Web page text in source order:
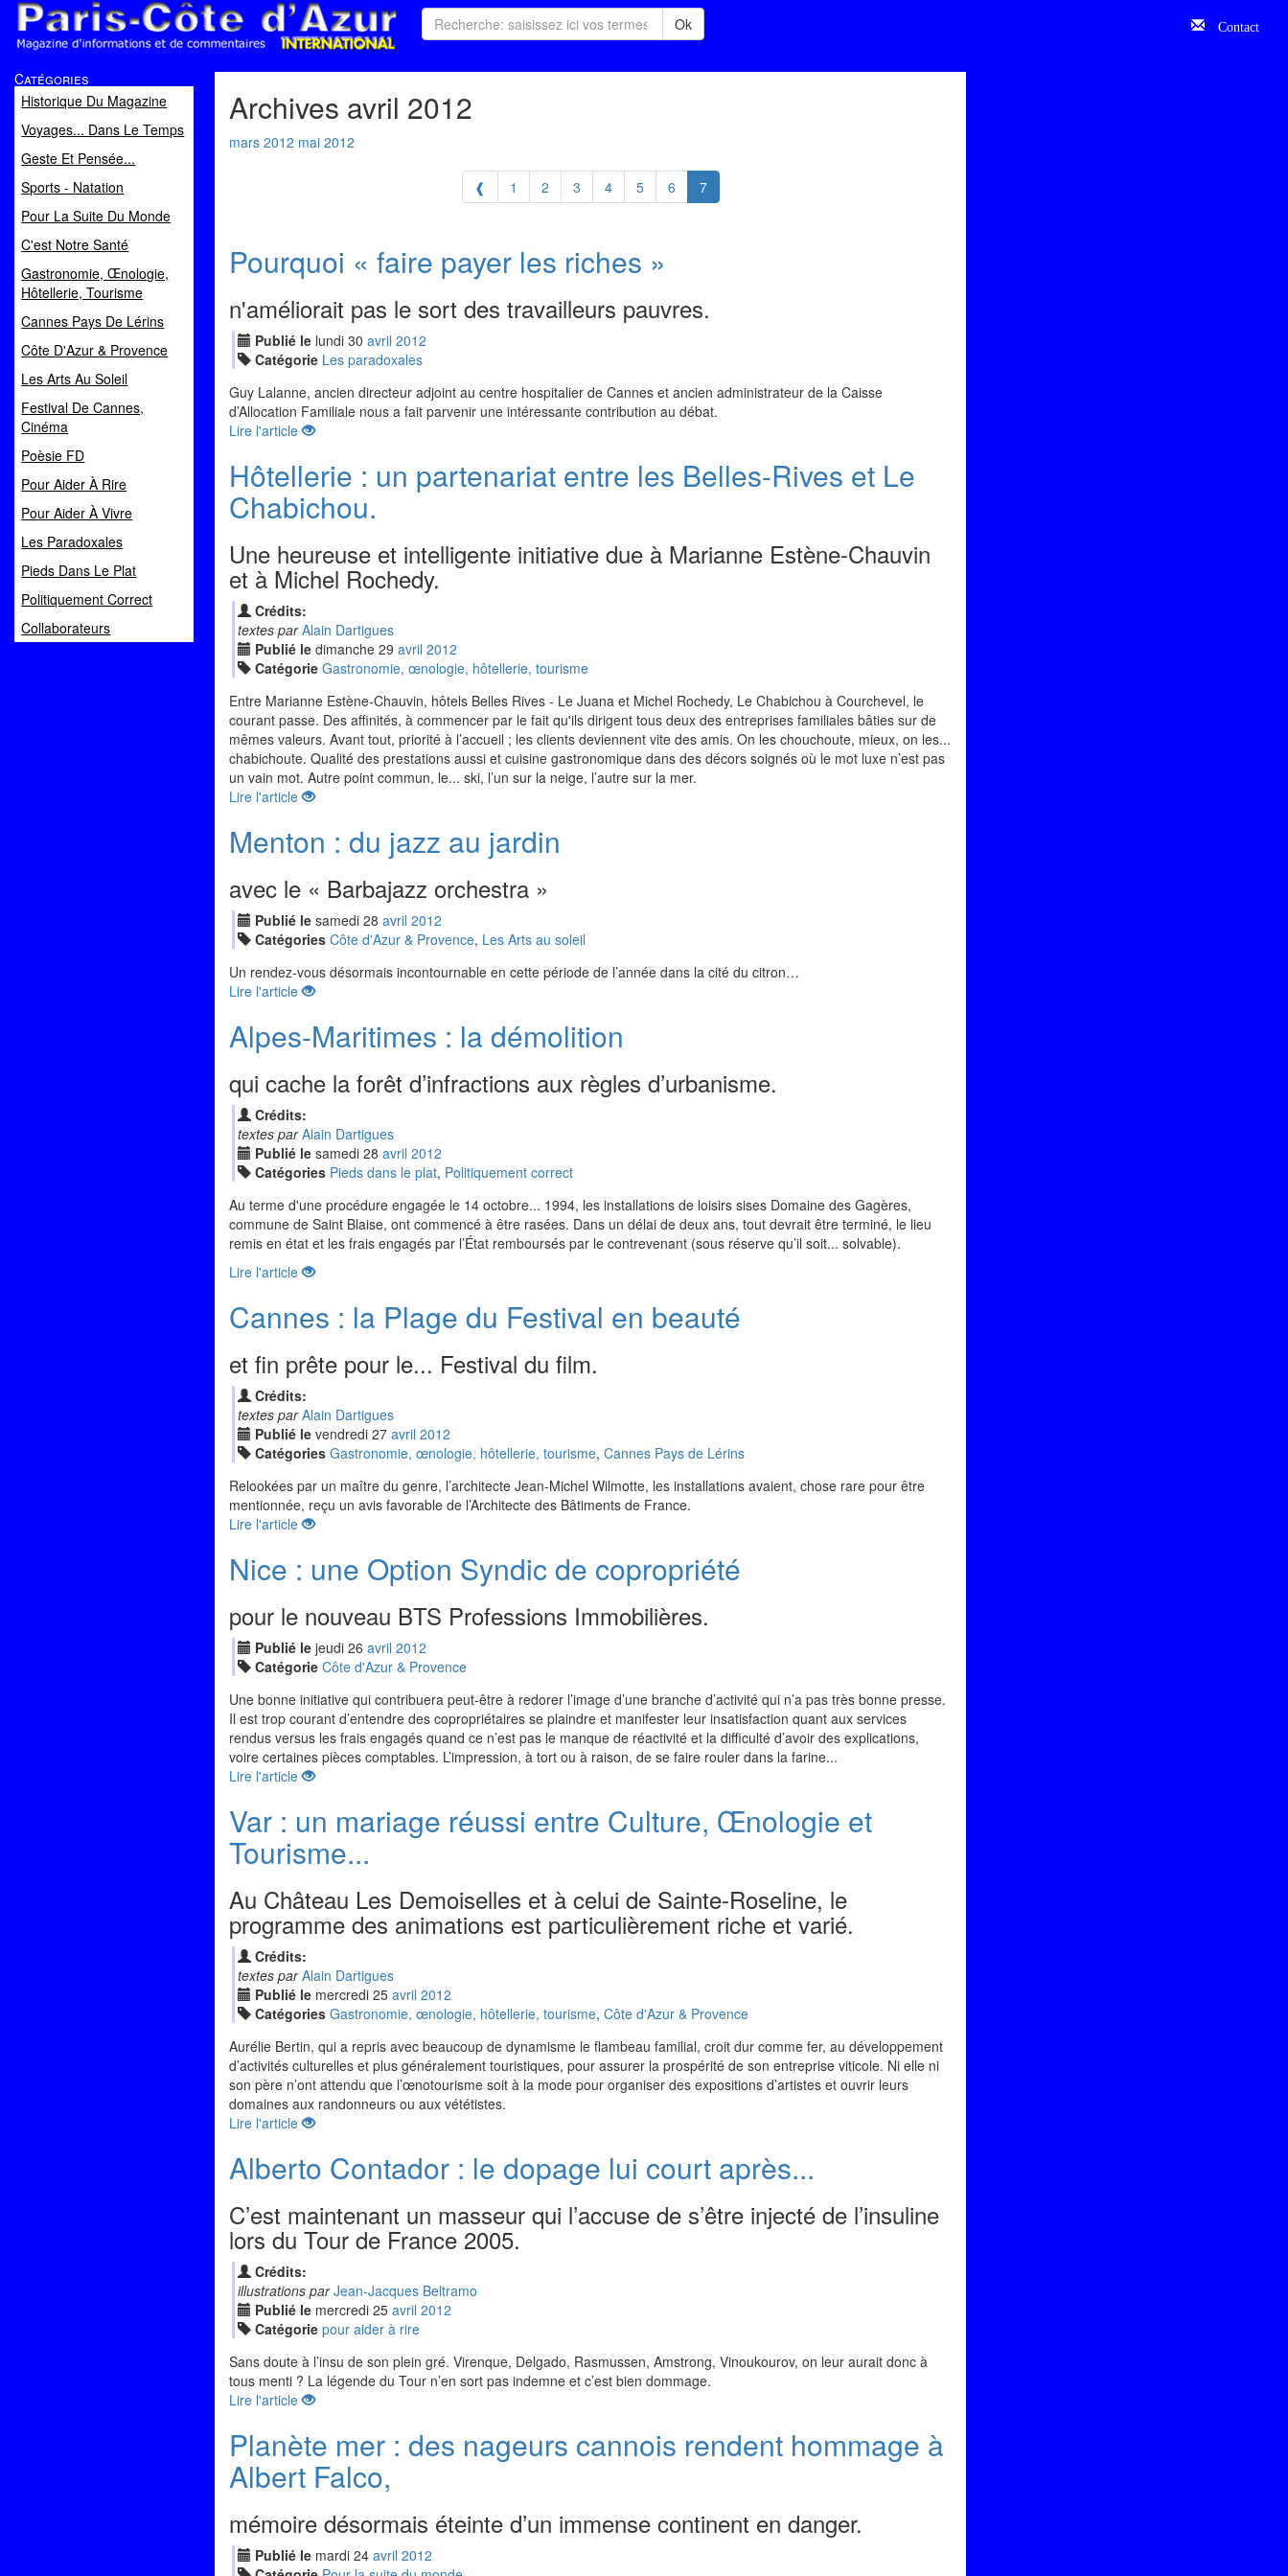
Magazine d'informations et de commentaires
Ok Contact
Catégories
Historique Du Magazine
Voyages... Dans Le Temps
Geste Et Pensée...
Sports - Natation
Pour La Suite Du Monde
C'est Notre Santé
Gastronomie, Œnologie,
Hôtellerie, Tourisme
Cannes Pays De Lérins
Côte D'Azur & Provence
Les Arts Au Soleil
Festival De Cannes,
Cinéma
Poèsie FD
Pour Aider À Rire
Pour Aider À Vivre
Les Paradoxales
Pieds Dans Le Plat
Politiquement Correct
Collaborateurs
Archives avril 2012
mars 2012 mai 2012
❰ 1 2 3 4 5 6 7
Pourquoi « faire payer les riches »
n'améliorait pas le sort des travailleurs pauvres.
Publié le lundi 30 avril 2012
Catégorie Les paradoxales
Guy Lalanne, ancien directeur adjoint au centre hospitalier de Cannes et ancien administrateur de la Caisse
d’Allocation Familiale nous a fait parvenir une intéressante contribution au débat.
Lire l'article
Hôtellerie : un partenariat entre les Belles-Rives et Le
Chabichou.
Une heureuse et intelligente initiative due à Marianne Estène-Chauvin
et à Michel Rochedy.
Crédits:
textes par Alain Dartigues
Publié le dimanche 29 avril 2012
Catégorie Gastronomie, œnologie, hôtellerie, tourisme
Entre Marianne Estène-Chauvin, hôtels Belles Rives - Le Juana et Michel Rochedy, Le Chabichou à Courchevel, le
courant passe. Des affinités, à commencer par le fait qu'ils dirigent tous deux des entreprises familiales bâties sur de
mêmes valeurs. Avant tout, priorité à l’accueil ; les clients deviennent vite des amis. On les chouchoute, mieux, on les...
chabichoute. Qualité des prestations aussi et cuisine gastronomique dans des décors soignés où le mot luxe n’est pas
un vain mot. Autre point commun, le... ski, l’un sur la neige, l’autre sur la mer.
Lire l'article
Menton : du jazz au jardin
avec le « Barbajazz orchestra »
Publié le samedi 28 avril 2012
Catégories Côte d'Azur & Provence, Les Arts au soleil
Un rendez-vous désormais incontournable en cette période de l’année dans la cité du citron…
Lire l'article
Alpes-Maritimes : la démolition
qui cache la forêt d’infractions aux règles d’urbanisme.
Crédits:
textes par Alain Dartigues
Publié le samedi 28 avril 2012
Catégories Pieds dans le plat, Politiquement correct
Au terme d'une procédure engagée le 14 octobre... 1994, les installations de loisirs sises Domaine des Gagères,
commune de Saint Blaise, ont commencé à être rasées. Dans un délai de deux ans, tout devrait être terminé, le lieu
remis en état et les frais engagés par l’État remboursés par le contrevenant (sous réserve qu’il soit... solvable).
Lire l'article
Cannes : la Plage du Festival en beauté
et fin prête pour le... Festival du film.
Crédits:
textes par Alain Dartigues
Publié le vendredi 27 avril 2012
Catégories Gastronomie, œnologie, hôtellerie, tourisme, Cannes Pays de Lérins
Relookées par un maître du genre, l’architecte Jean-Michel Wilmotte, les installations avaient, chose rare pour être
mentionnée, reçu un avis favorable de l’Architecte des Bâtiments de France.
Lire l'article
Nice : une Option Syndic de copropriété
pour le nouveau BTS Professions Immobilières.
Publié le jeudi 26 avril 2012
Catégorie Côte d'Azur & Provence
Une bonne initiative qui contribuera peut-être à redorer l’image d’une branche d’activité qui n’a pas très bonne presse.
Il est trop courant d’entendre des copropriétaires se plaindre et manifester leur insatisfaction quant aux services
rendus versus les frais engagés quand ce n’est pas le manque de réactivité et la difficulté d’avoir des explications,
voire certaines pièces comptables. L’impression, à tort ou à raison, de se faire rouler dans la farine...
Lire l'article
Var : un mariage réussi entre Culture, Œnologie et
Tourisme...
Au Château Les Demoiselles et à celui de Sainte-Roseline, le
programme des animations est particulièrement riche et varié.
Crédits:
textes par Alain Dartigues
Publié le mercredi 25 avril 2012
Catégories Gastronomie, œnologie, hôtellerie, tourisme, Côte d'Azur & Provence
Aurélie Bertin, qui a repris avec beaucoup de dynamisme le flambeau familial, croit dur comme fer, au développement
d’activités culturelles et plus généralement touristiques, pour assurer la prospérité de son entreprise viticole. Ni elle ni
son père n’ont attendu que l’œnotourisme soit à la mode pour organiser des expositions d’artistes et ouvrir leurs
domaines aux randonneurs ou aux vététistes.
Lire l'article
Alberto Contador : le dopage lui court après...
C’est maintenant un masseur qui l’accuse de s’être injecté de l’insuline
lors du Tour de France 2005.
Crédits:
illustrations par Jean-Jacques Beltramo
Publié le mercredi 25 avril 2012
Catégorie pour aider à rire
Sans doute à l’insu de son plein gré. Virenque, Delgado, Rasmussen, Amstrong, Vinoukourov, on leur aurait donc à
tous menti ? La légende du Tour n’en sort pas indemne et c’est bien dommage.
Lire l'article
Planète mer : des nageurs cannois rendent hommage à
Albert Falco,
mémoire désormais éteinte d’un immense continent en danger.
Publié le mardi 24 avril 2012